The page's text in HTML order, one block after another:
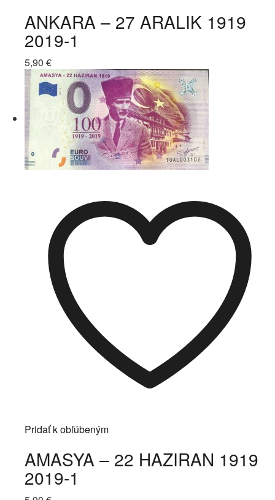
ANKARA – 27 ARALIK 1919
2019-1
5,90 €
Pridať k obľúbeným
AMASYA – 22 HAZIRAN 1919
2019-1